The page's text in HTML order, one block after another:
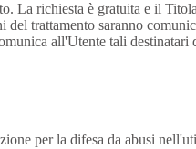
La richiesta è gratuita e il
trattamento saranno
all'Utente tali destinatari
per la difesa da abusi